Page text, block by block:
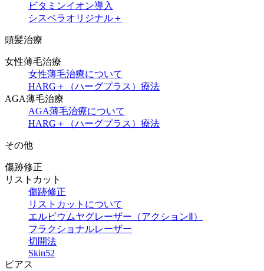
ビタミンイオン導入
シスペラオリジナル＋
頭髪治療
女性薄毛治療
女性薄毛治療について
HARG＋（ハーグプラス）療法
AGA薄毛治療
AGA薄毛治療について
HARG＋（ハーグプラス）療法
その他
傷跡修正
リストカット
傷跡修正
リストカットについて
エルビウムヤグレーザー（アクションⅡ）
フラクショナルレーザー
切開法
Skin52
ピアス